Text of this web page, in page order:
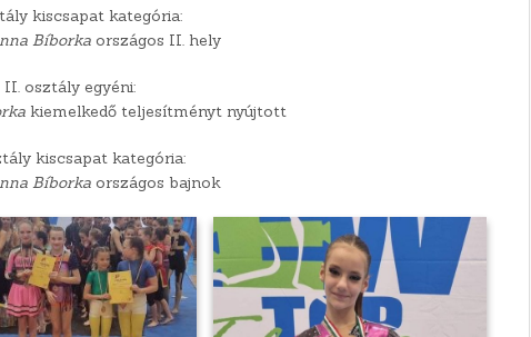
kiscsapat kategória:
Bíborkaországos II. hely
II. osztály egyéni:
kiemelkedő teljesítményt nyújtott
kiscsapat kategória:
Bíborkaországos bajnok